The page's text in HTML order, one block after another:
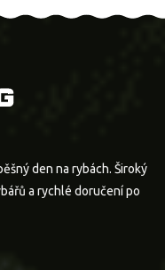
den na rybách. Široký
a rychlé doručení po